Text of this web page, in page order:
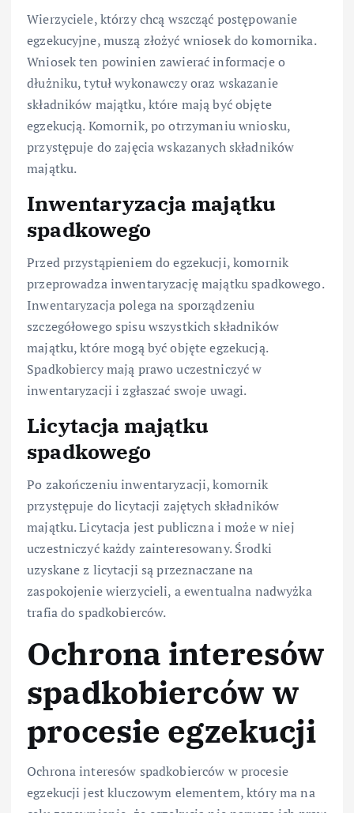
Wierzyciele, którzy chcą wszcząć postępowanie
egzekucyjne, muszą złożyć wniosek do komornika.
Wniosek ten powinien zawierać informacje o
dłużniku, tytuł wykonawczy oraz wskazanie
składników majątku, które mają być objęte
egzekucją. Komornik, po otrzymaniu wniosku,
przystępuje do zajęcia wskazanych składników
majątku.
Inwentaryzacja majątku
spadkowego
Przed przystąpieniem do egzekucji, komornik
przeprowadza inwentaryzację majątku spadkowego.
Inwentaryzacja polega na sporządzeniu
szczegółowego spisu wszystkich składników
majątku, które mogą być objęte egzekucją.
Spadkobiercy mają prawo uczestniczyć w
inwentaryzacji i zgłaszać swoje uwagi.
Licytacja majątku
spadkowego
Po zakończeniu inwentaryzacji, komornik
przystępuje do licytacji zajętych składników
majątku. Licytacja jest publiczna i może w niej
uczestniczyć każdy zainteresowany. Środki
uzyskane z licytacji są przeznaczane na
zaspokojenie wierzycieli, a ewentualna nadwyżka
trafia do spadkobierców.
Ochrona interesów
spadkobierców w
procesie egzekucji
Ochrona interesów spadkobierców w procesie
egzekucji jest kluczowym elementem, który ma na